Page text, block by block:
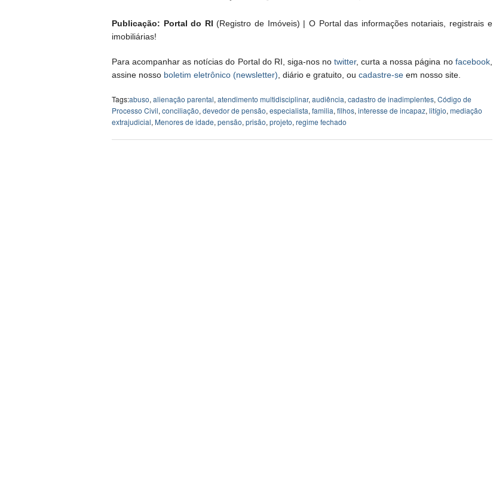
Publicação: Portal do RI (Registro de Imóveis) | O Portal das informações notariais, registrais e
imobiliárias!
Para acompanhar as notícias do Portal do RI, siga-nos notwitter, curta a nossa página no facebook,
assine nosso boletim eletrônico (newsletter) , diário e gratuito, ou cadastre-se em nosso site.
Tags:abuso, alienação parental, atendimento multidisciplinar, audiência, cadastro de inadimplentes, Código de
Processo Civil, conciliação, devedor de pensão, especialista, familia, filhos, interesse de incapaz, litígio, mediação
extrajudicial, Menores de idade, pensão, prisão, projeto, regime fechado